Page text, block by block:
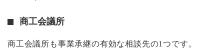
商工会議所
商工会議所も事業承継の有効な相談先の1つです。